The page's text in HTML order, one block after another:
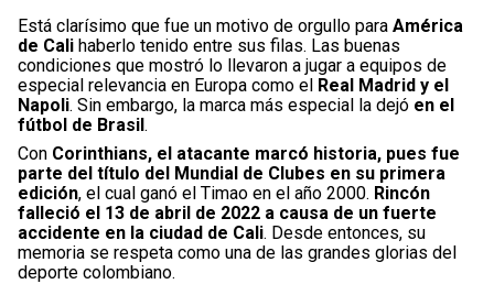
Está clarísimo que fue un motivo de orgullo para América
de Cali haberlo tenido entre sus filas. Las buenas
condiciones que mostró lo llevaron a jugar a equipos de
especial relevancia en Europa como el Real Madrid y el
Napoli. Sin embargo, la marca más especial la dejó en el
fútbol de Brasil.
Con Corinthians, el atacante marcó historia, pues fue
parte del título del Mundial de Clubes en su primera
edición, el cual ganó el Timao en el año 2000. Rincón
falleció el 13 de abril de 2022 a causa de un fuerte
accidente en la ciudad de Cali. Desde entonces, su
memoria se respeta como una de las grandes glorias del
deporte colombiano.